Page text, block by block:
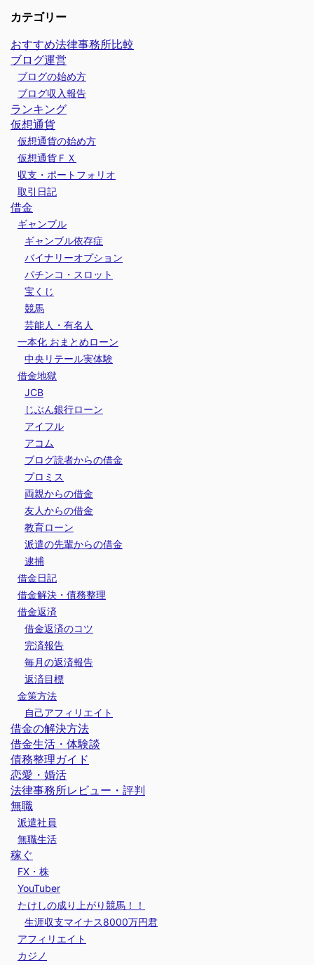
カテゴリー
おすすめ法律事務所比較
ブログ運営
ブログの始め方
ブログ収入報告
ランキング
仮想通貨
仮想通貨の始め方
仮想通貨ＦＸ
収支・ポートフォリオ
取引日記
借金
ギャンブル
ギャンブル依存症
バイナリーオプション
パチンコ・スロット
宝くじ
競馬
芸能人・有名人
一本化 おまとめローン
中央リテール実体験
借金地獄
JCB
じぶん銀行ローン
アイフル
アコム
ブログ読者からの借金
プロミス
両親からの借金
友人からの借金
教育ローン
派遣の先輩からの借金
逮捕
借金日記
借金解決・債務整理
借金返済
借金返済のコツ
完済報告
毎月の返済報告
返済目標
金策方法
自己アフィリエイト
借金の解決方法
借金生活・体験談
債務整理ガイド
恋愛・婚活
法律事務所レビュー・評判
無職
派遣社員
無職生活
稼ぐ
FX・株
YouTuber
たけしの成り上がり競馬！！
生涯収支マイナス8000万円君
アフィリエイト
カジノ